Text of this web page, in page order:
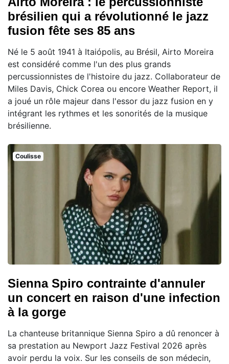
brésilien qui a révolutionné le jazz
fusion fête ses 85 ans
Né le 5 août 1941 à Itaiópolis, au Brésil, Airto Moreira
est considéré comme l'un des plus grands
percussionnistes de l'histoire du jazz. Collaborateur de
Miles Davis, Chick Corea ou encore Weather Report, il
a joué un rôle majeur dans l'essor du jazz fusion en y
intégrant les rythmes et les sonorités de la musique
brésilienne.
Coulisse
Sienna Spiro contrainte d'annuler
un concert en raison d'une infection
à la gorge
La chanteuse britannique Sienna Spiro a dû renoncer à
sa prestation au Newport Jazz Festival 2026 après
avoir perdu la voix. Sur les conseils de son médecin,